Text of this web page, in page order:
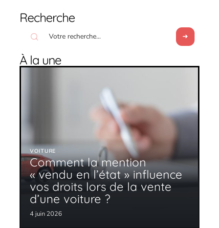
Recherche
À la une
VOITURE
Comment la mention
« vendu en l’état » influence
vos droits lors de la vente
d’une voiture ?
4 juin 2026